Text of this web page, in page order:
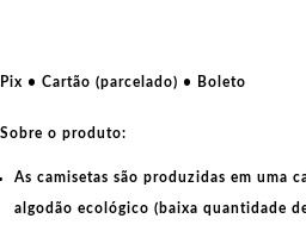
Pix • Cartão (parcelado) • Boleto
Sobre o produto:
As camisetas são produzidas em uma
algodão ecológico (baixa quantidade